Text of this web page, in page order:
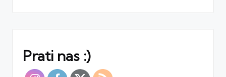
Prati nas :)